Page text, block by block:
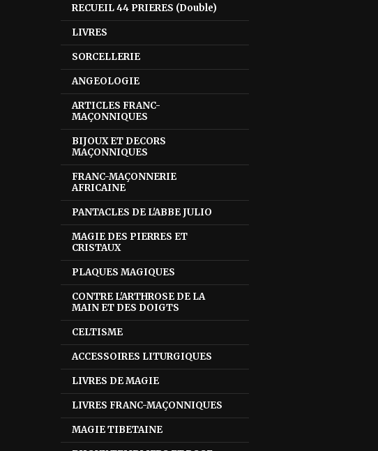
RECUEIL 44 PRIERES (Double)
LIVRES
SORCELLERIE
ANGEOLOGIE
ARTICLES FRANC-
MAÇONNIQUES
BIJOUX ET DECORS
MAÇONNIQUES
FRANC-MAÇONNERIE
AFRICAINE
PANTACLES DE L'ABBE JULIO
MAGIE DES PIERRES ET
CRISTAUX
PLAQUES MAGIQUES
CONTRE L'ARTHROSE DE LA
MAIN ET DES DOIGTS
CELTISME
ACCESSOIRES LITURGIQUES
LIVRES DE MAGIE
LIVRES FRANC-MAÇONNIQUES
MAGIE TIBETAINE